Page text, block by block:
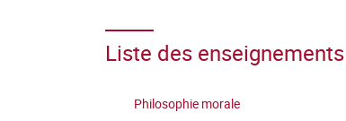
Liste des enseignements
Philosophie morale